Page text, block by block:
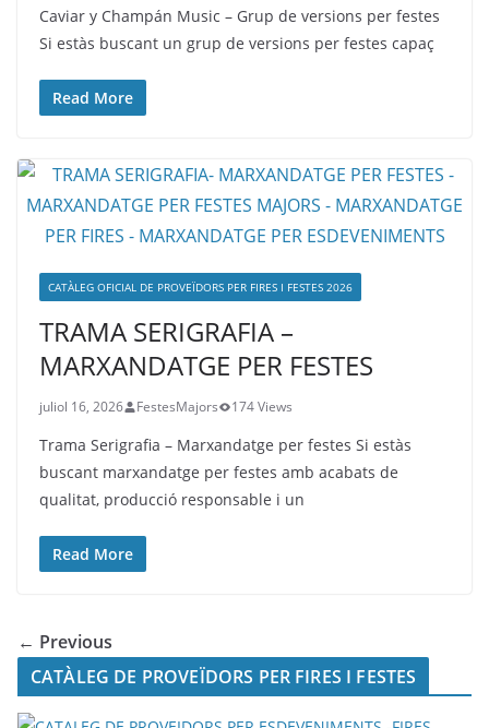
Caviar y Champán Music – Grup de versions per festes
Si estàs buscant un grup de versions per festes capaç
Read More
CATÀLEG OFICIAL DE PROVEÏDORS PER FIRES I FESTES 2026
TRAMA SERIGRAFIA –
MARXANDATGE PER FESTES
juliol 16, 2026 FestesMajors 174 Views
Trama Serigrafia – Marxandatge per festes Si estàs
buscant marxandatge per festes amb acabats de
qualitat, producció responsable i un
Read More
← Previous
CATÀLEG DE PROVEÏDORS PER FIRES I FESTES